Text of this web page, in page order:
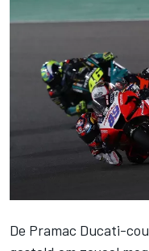
De Pramac Ducati-